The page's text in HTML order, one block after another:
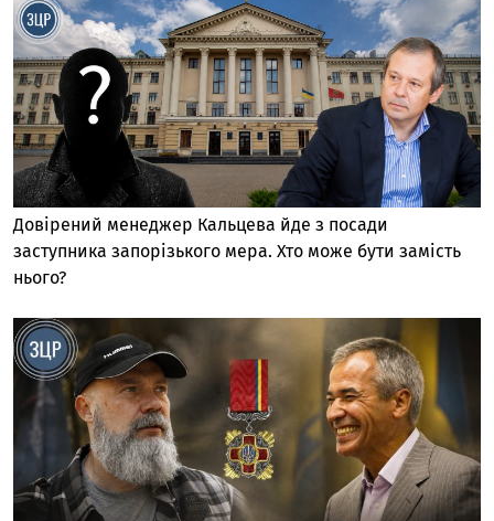
Довірений менеджер Кальцева йде з посади
заступника запорізького мера. Хто може бути замість
нього?